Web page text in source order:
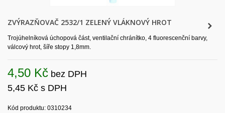
ZVÝRAZŇOVAČ 2532/1 ZELENÝ VLÁKNOVÝ HROT
Trojúhelníková úchopová část, ventilační chránítko, 4 fluorescenční barvy,
válcový hrot, šíře stopy 1,8mm.
4,50 Kč bez DPH
5,45 Kč s DPH
Kód produktu: 0310234